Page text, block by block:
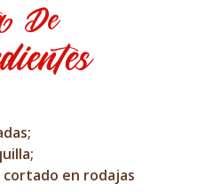
De
en rodajas